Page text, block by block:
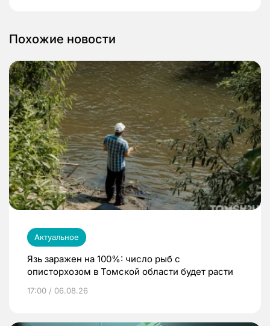
Похожие новости
Актуальное
Язь заражен на 100%: число рыб с
описторхозом в Томской области будет расти
17:00 / 06.08.26